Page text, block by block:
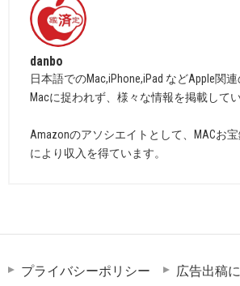
danbo
日本語でのMac,iPhone,iPad などApple関連
Macに捉われず、様々な情報を掲載してい
Amazonのアソシエイトとして、MACお
により収入を得ています。
プライバシーポリシー
広告出稿